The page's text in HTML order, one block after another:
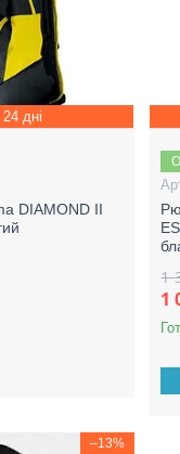
дні
DIAMOND II
1
1
–13%